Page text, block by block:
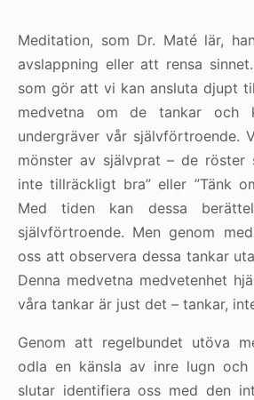
Meditation, som Dr. Maté lär,
avslappning eller att rensa
som gör att vi kan ansluta djupt
medvetna om de tankar och
undergräver vår självförtroende.
mönster av självprat – de röster
inte tillräckligt bra” eller ”Tänk
Med tiden kan dessa
självförtroende. Men genom
oss att observera dessa tankar
Denna medvetna medvetenhet
våra tankar är just det – tankar,
Genom att regelbundet utöva
odla en känsla av inre lugn och
slutar identifiera oss med den